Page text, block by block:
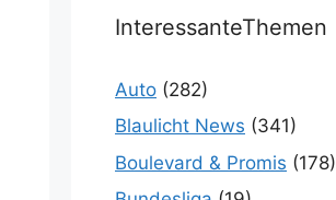
InteressanteThemen
Auto (282)
Blaulicht News (341)
Boulevard & Promis (178)